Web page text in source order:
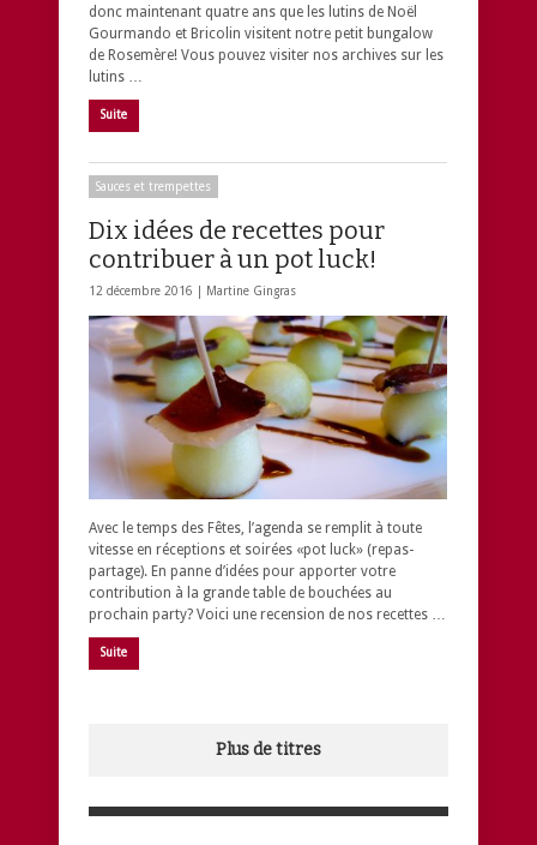
donc maintenant quatre ans que les lutins de Noël
Gourmando et Bricolin visitent notre petit bungalow
de Rosemère! Vous pouvez visiter nos archives sur les
lutins …
Suite
Sauces et trempettes
Dix idées de recettes pour
contribuer à un pot luck!
12 décembre 2016 | Martine Gingras
Avec le temps des Fêtes, l’agenda se remplit à toute
vitesse en réceptions et soirées «pot luck» (repas-
partage). En panne d’idées pour apporter votre
contribution à la grande table de bouchées au
prochain party? Voici une recension de nos recettes …
Suite
Plus de titres